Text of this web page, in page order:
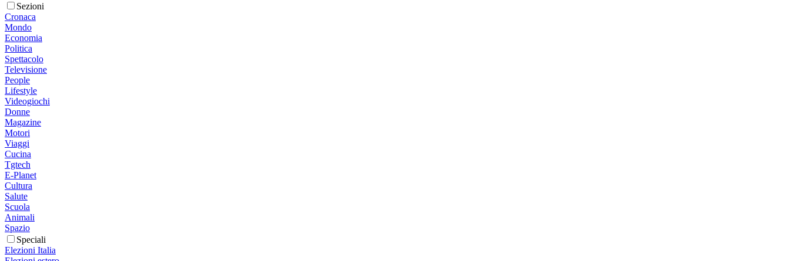
Sezioni
Cronaca
Mondo
Economia
Politica
Spettacolo
Televisione
People
Lifestyle
Videogiochi
Donne
Magazine
Motori
Viaggi
Cucina
Tgtech
E-Planet
Cultura
Salute
Scuola
Animali
Spazio
Speciali
Elezioni Italia